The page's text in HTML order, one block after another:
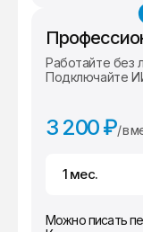
Работайте без
Подключайте
3 200 ₽/ в
1 мес.
Можно писать